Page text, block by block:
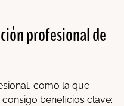
profesional de
como la que
consigo beneficios clave: